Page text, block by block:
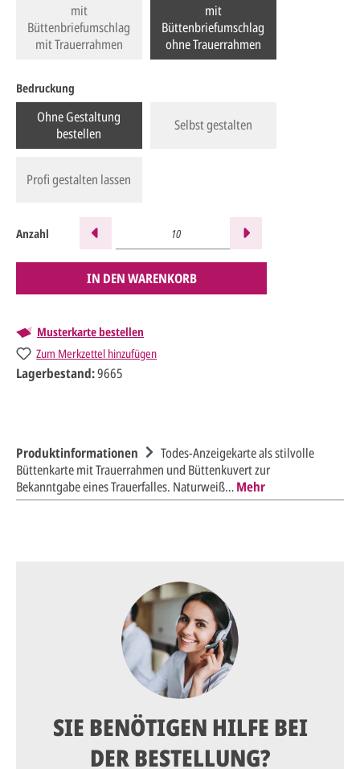
mit
Büttenbriefumschlag
mit Trauerrahmen
mit
Büttenbriefumschlag
ohne Trauerrahmen
Bedruckung
Ohne Gestaltung
bestellen
Selbst gestalten
Profi gestalten lassen
Anzahl
IN DEN WARENKORB
Musterkarte bestellen
Zum Merkzettel hinzufügen
Lagerbestand:9665
Produktinformationen
Todes-Anzeigekarte als stilvolle
Büttenkarte mit Trauerrahmen und Büttenkuvert zur
Bekanntgabe eines Trauerfalles. Naturweiß…Mehr
SIE BENÖTIGEN HILFE BEI
DER BESTELLUNG?